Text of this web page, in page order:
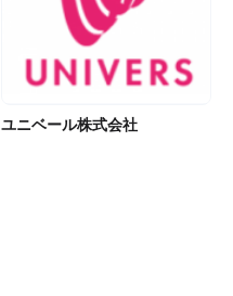
ユニベール株式会社